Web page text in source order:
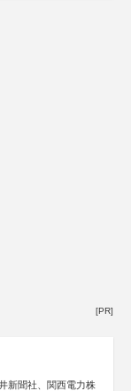
[PR]
新聞社、関西電力株